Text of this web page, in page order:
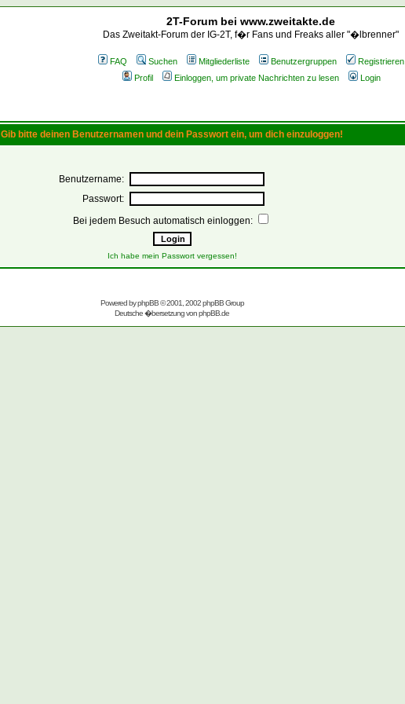
2T-Forum bei www.zweitakte.de
Das Zweitakt-Forum der IG-2T, f�r Fans und Freaks aller "�lbrenner"
FAQ Suchen Mitgliederliste Benutzergruppen
Registrieren
Profil
Einloggen, um private Nachrichten zu lesen Login
Gib bitte deinen Benutzernamen und dein Passwort ein, um dich einzuloggen!
Benutzername:
Passwort:
Bei jedem Besuch automatisch einloggen:
Ich habe mein Passwort vergessen!
Powered byphpBB© 2001, 2002 phpBB Group
Deutsche �bersetzung vonphpBB.de